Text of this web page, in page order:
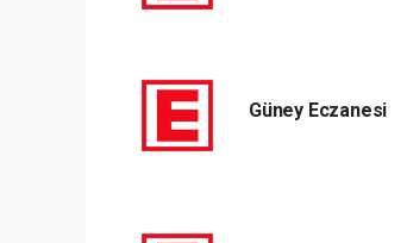
Güney Eczanesi